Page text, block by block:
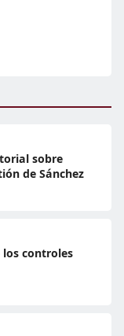
sobre
de Sánchez
los controles